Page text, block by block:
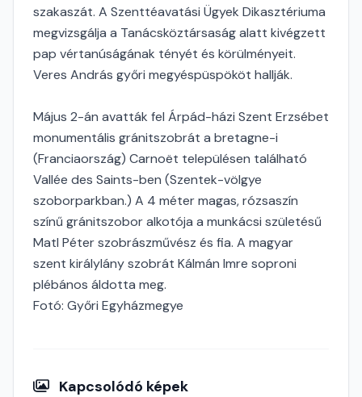
szakaszát. A Szenttéavatási Ügyek Dikasztériuma
megvizsgálja a Tanácsköztársaság alatt kivégzett
pap vértanúságának tényét és körülményeit.
Veres András győri megyéspüspököt hallják.
Május 2-án avatták fel Árpád-házi Szent Erzsébet
monumentális gránitszobrát a bretagne-i
(Franciaország) Carnoët településen található
Vallée des Saints-ben (Szentek-völgye
szoborparkban.) A 4 méter magas, rózsaszín
színű gránitszobor alkotója a munkácsi születésű
Matl Péter szobrászművész és fia. A magyar
szent királylány szobrát Kálmán Imre soproni
plébános áldotta meg.
Fotó: Győri Egyházmegye
Kapcsolódó képek